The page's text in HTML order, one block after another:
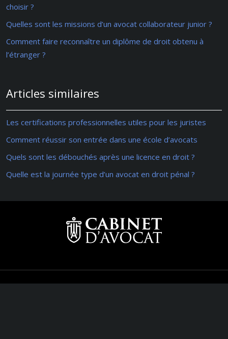
choisir ?
Quelles sont les missions d’un avocat collaborateur junior ?
Comment faire reconnaître un diplôme de droit obtenu à
l’étranger ?
Articles similaires
Les certifications professionnelles utiles pour les juristes
Comment réussir son entrée dans une école d’avocats
Quels sont les débouchés après une licence en droit ?
Quelle est la journée type d’un avocat en droit pénal ?